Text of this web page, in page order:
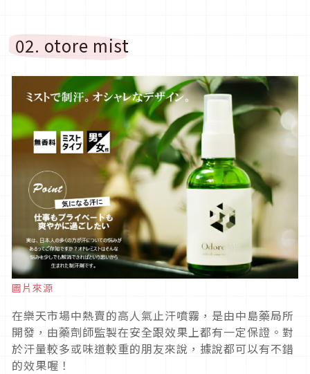
02. otore mist
圖片來源
在樂天市場中熱賣的高人氣止汗噴霧，是由中島藥局所
開發，由藥劑師監製在安全跟效果上都有一定保證。對
於汗量較多或味道較重的朋友來說，據說都可以有不錯
的效果喔！